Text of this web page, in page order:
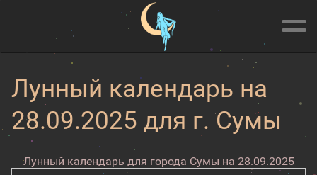
Лунный календарь на
28.09.2025 для г. Сумы
Лунный календарь для города Сумы на 28.09.2025